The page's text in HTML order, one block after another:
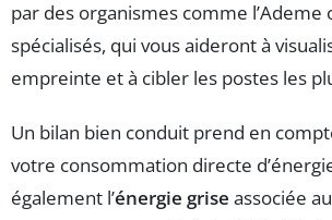
par des organismes comme l’Ademe
spécialisés, qui vous aideront à
empreinte et à cibler les postes les
Un bilan bien conduit prend en
votre consommation directe
également l’énergie grise associée